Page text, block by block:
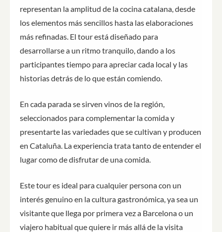
representan la amplitud de la cocina catalana, desde
los elementos más sencillos hasta las elaboraciones
más refinadas. El tour está diseñado para
desarrollarse a un ritmo tranquilo, dando a los
participantes tiempo para apreciar cada local y las
historias detrás de lo que están comiendo.
En cada parada se sirven vinos de la región,
seleccionados para complementar la comida y
presentarte las variedades que se cultivan y producen
en Cataluña. La experiencia trata tanto de entender el
lugar como de disfrutar de una comida.
Este tour es ideal para cualquier persona con un
interés genuino en la cultura gastronómica, ya sea un
visitante que llega por primera vez a Barcelona o un
viajero habitual que quiere ir más allá de la visita